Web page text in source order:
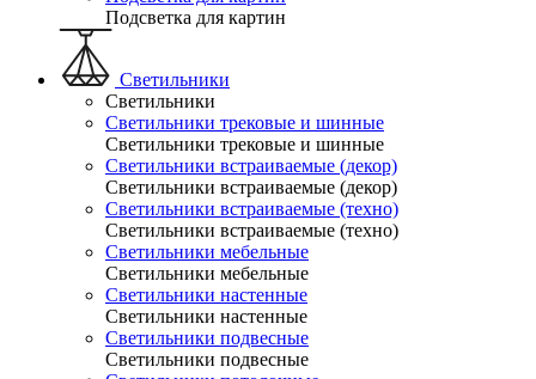
Подсветка для картин
Светильники
Светильники
Светильники трековые и шинные
Светильники трековые и шинные
Светильники встраиваемые (декор)
Светильники встраиваемые (декор)
Светильники встраиваемые (техно)
Светильники встраиваемые (техно)
Светильники мебельные
Светильники мебельные
Светильники настенные
Светильники настенные
Светильники подвесные
Светильники подвесные